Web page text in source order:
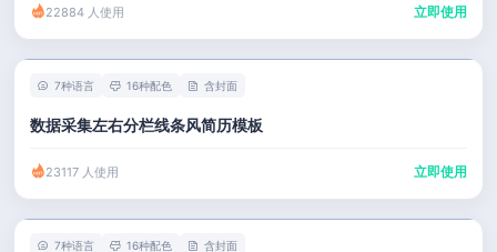
22884 人使用 立即使用
7种语言 16种配色 含封面
数据采集左右分栏线条风简历模板
23117 人使用 立即使用
7种语言 16种配色 含封面